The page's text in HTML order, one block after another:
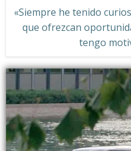
«Siempre he tenido
que ofrezcan
tengo